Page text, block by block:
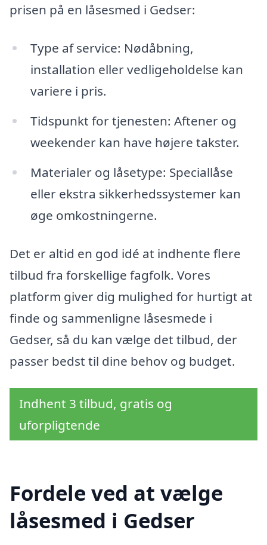
prisen på en låsesmed i Gedser:
Type af service: Nødåbning,
installation eller vedligeholdelse kan
variere i pris.
Tidspunkt for tjenesten: Aftener og
weekender kan have højere takster.
Materialer og låsetype: Speciallåse
eller ekstra sikkerhedssystemer kan
øge omkostningerne.
Det er altid en god idé at indhente flere
tilbud fra forskellige fagfolk. Vores
platform giver dig mulighed for hurtigt at
finde og sammenligne låsesmede i
Gedser, så du kan vælge det tilbud, der
passer bedst til dine behov og budget.
Indhent 3 tilbud, gratis og
uforpligtende
Fordele ved at vælge
låsesmed i Gedser